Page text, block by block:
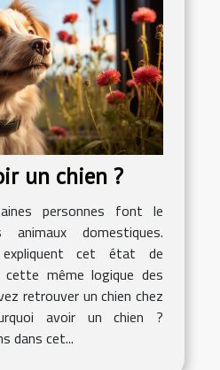
un chien ?
personnes font le
domestiques.
expliquent cet état de
cette même logique des
retrouver un chien chez
avoir un chien ?
dans cet...